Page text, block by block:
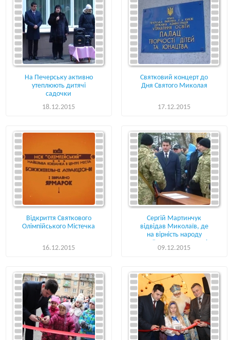
На Печерську активно
утеплюють дитячі
садочки
18.12.2015
Святковий концерт до
Дня Святого Миколая
17.12.2015
Відкриття Святкового
Олімпійського Містечка
16.12.2015
Сергій Мартинчук
відвідав Миколаїв, де
на вірність народу
новобранців
09.12.2015